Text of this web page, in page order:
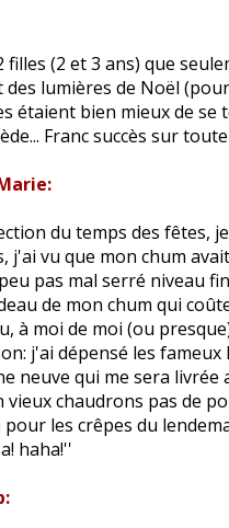
filles (2 et 3 ans) que
lumières de Noël
étaient bien mieux de
Franc succès sur
du temps des fêtes,
j'ai vu que mon chum
pas mal serré niveau
de mon chum qui
à moi de moi (ou
j'ai dépensé les
neuve qui me sera livrée
chaudrons pas de
les crêpes du
haha!''